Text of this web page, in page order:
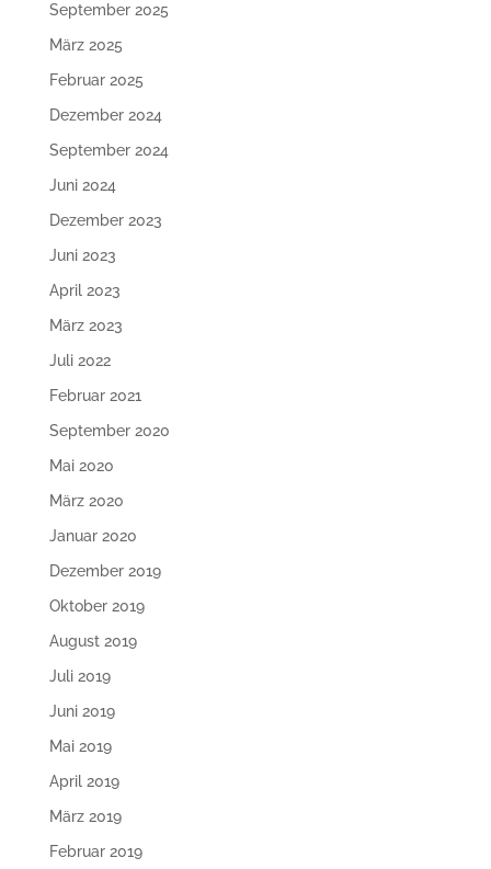
September 2025
März 2025
Februar 2025
Dezember 2024
September 2024
Juni 2024
Dezember 2023
Juni 2023
April 2023
März 2023
Juli 2022
Februar 2021
September 2020
Mai 2020
März 2020
Januar 2020
Dezember 2019
Oktober 2019
August 2019
Juli 2019
Juni 2019
Mai 2019
April 2019
März 2019
Februar 2019